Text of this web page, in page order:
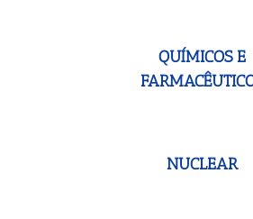
QUÍMICOS E
NUCLEAR